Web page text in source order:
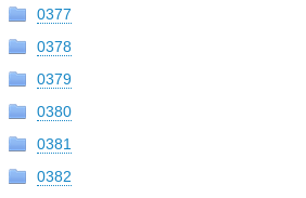
0377
0378
0379
0380
0381
0382